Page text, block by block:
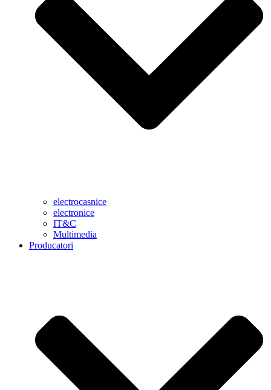
electrocasnice
electronice
IT&C
Multimedia
Producatori